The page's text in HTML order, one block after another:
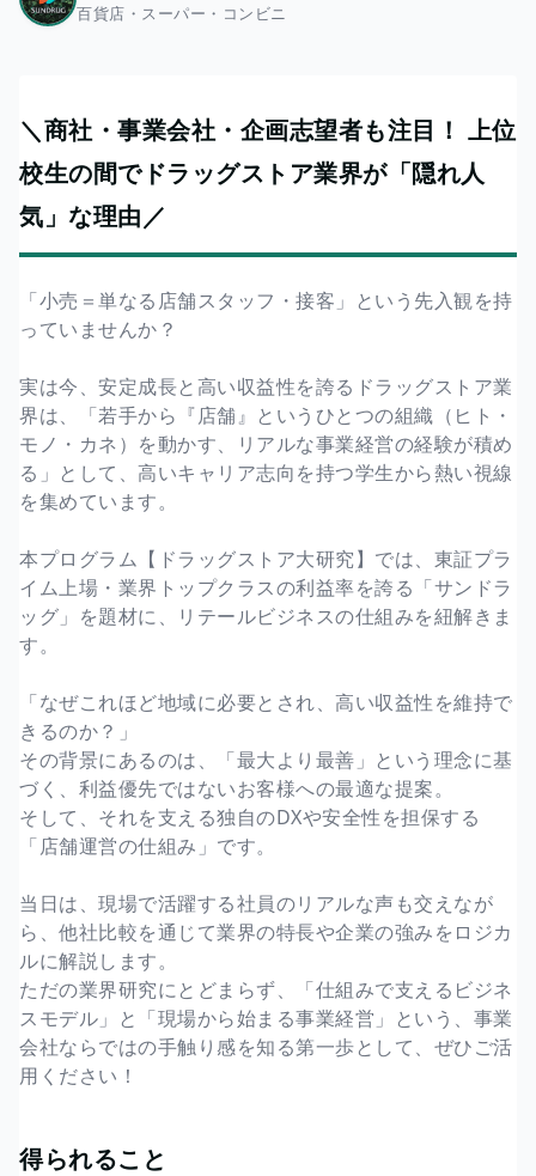
百貨店・スーパー・コンビニ
＼商社・事業会社・企画志望者も注目！ 上位
校生の間でドラッグストア業界が「隠れ人
気」な理由／
「小売＝単なる店舗スタッフ・接客」という先入観を持
っていませんか？
実は今、安定成長と高い収益性を誇るドラッグストア業
界は、「若手から『店舗』というひとつの組織（ヒト・
モノ・カネ）を動かす、リアルな事業経営の経験が積め
る」として、高いキャリア志向を持つ学生から熱い視線
を集めています。
本プログラム【ドラッグストア大研究】では、東証プラ
イム上場・業界トップクラスの利益率を誇る「サンドラ
ッグ」を題材に、リテールビジネスの仕組みを紐解きま
す。
「なぜこれほど地域に必要とされ、高い収益性を維持で
きるのか？」
その背景にあるのは、「最大より最善」という理念に基
づく、利益優先ではないお客様への最適な提案。
そして、それを支える独自のDXや安全性を担保する
「店舗運営の仕組み」です。
当日は、現場で活躍する社員のリアルな声も交えなが
ら、他社比較を通じて業界の特長や企業の強みをロジカ
ルに解説します。
ただの業界研究にとどまらず、「仕組みで支えるビジネ
スモデル」と「現場から始まる事業経営」という、事業
会社ならではの手触り感を知る第一歩として、ぜひご活
用ください！
得られること